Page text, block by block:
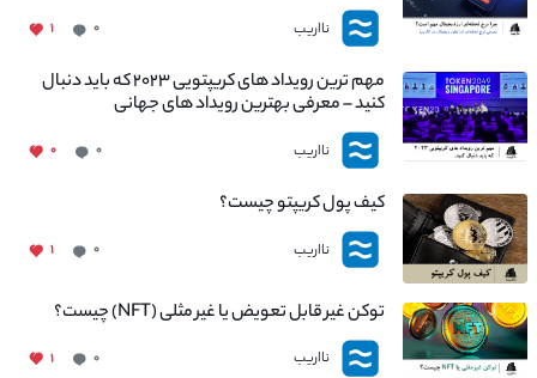
نااریب ۰ ۱
مهم ترین رویداد های کریپتویی ۲۰۲۳ که باید دنبال
کنید – معرفی بهترین رویداد های جهانی
نااریب ۰ ۰
کیف پول کریپتو چیست؟
نااریب ۰ ۱
توکن غیر قابل تعویض یا غیر مثلی (NFT) چیست؟
نااریب ۰ ۱